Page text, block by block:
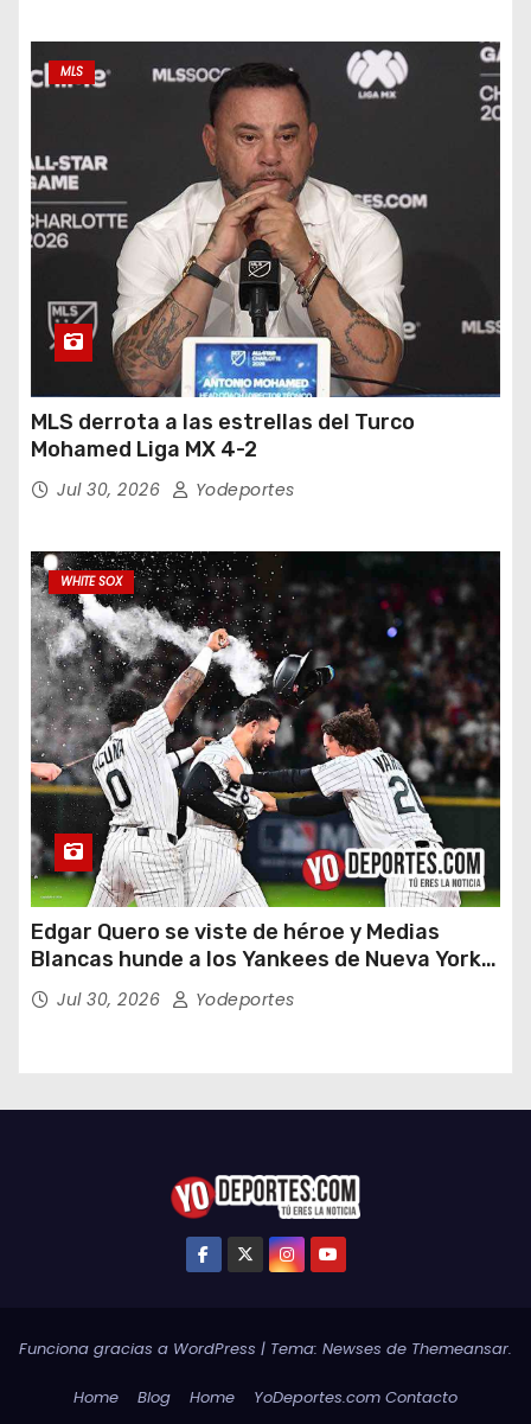
MLS
MLS derrota a las estrellas del Turco
Mohamed Liga MX 4-2
Jul 30, 2026 Yodeportes
WHITE SOX
Edgar Quero se viste de héroe y Medias
Blancas hunde a los Yankees de Nueva York
en doce entradas
Jul 30, 2026 Yodeportes
Funciona gracias a WordPress | Tema: Newses de Themeansar.
Home Blog Home YoDeportes.com Contacto